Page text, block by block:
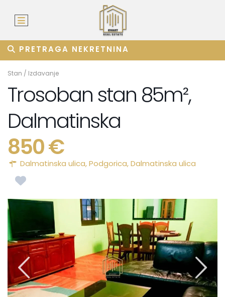
PRETRAGA NEKRETNINA
Stan / Izdavanje
Trosoban stan 85m²,
Dalmatinska
850 €
Dalmatinska ulica,Podgorica,Dalmatinska ulica